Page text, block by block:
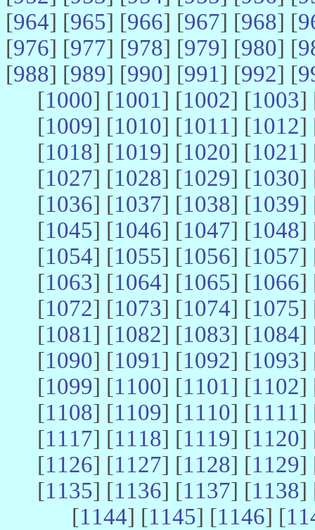
[964] [965] [966] [967] [968] [
[976] [977] [978] [979] [980] [
[988] [989] [990] [991] [992] [
[1000] [1001] [1002] [1003]
[1009] [1010] [1011] [1012]
[1018] [1019] [1020] [1021]
[1027] [1028] [1029] [1030]
[1036] [1037] [1038] [1039]
[1045] [1046] [1047] [1048]
[1054] [1055] [1056] [1057]
[1063] [1064] [1065] [1066]
[1072] [1073] [1074] [1075]
[1081] [1082] [1083] [1084]
[1090] [1091] [1092] [1093]
[1099] [1100] [1101] [1102]
[1108] [1109] [1110] [1111]
[1117] [1118] [1119] [1120]
[1126] [1127] [1128] [1129]
[1135] [1136] [1137] [1138]
[1144] [1145] [1146] [